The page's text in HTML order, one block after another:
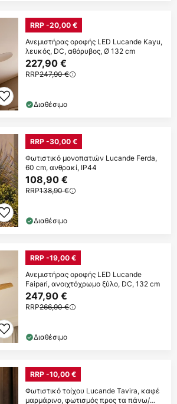
RRP -20,00 €
Ανεμιστήρας οροφής LED Lucande Kayu,
λευκός, DC, αθόρυβος, Ø 132 cm
227,90 €
RRP247,90 €
Διαθέσιμο
RRP -30,00 €
Φωτιστικό μονοπατιών Lucande Ferda,
60 cm, ανθρακί, IP44
108,90 €
RRP138,90 €
Διαθέσιμο
RRP -19,00 €
Ανεμιστήρας οροφής LED Lucande
Faipari, ανοιχτόχρωμο ξύλο, DC, 132 cm
247,90 €
RRP266,90 €
Διαθέσιμο
RRP -10,00 €
Φωτιστικό τοίχου Lucande Tavira, καφέ
μαρμάρινο, φωτισμός προς τα πάνω/